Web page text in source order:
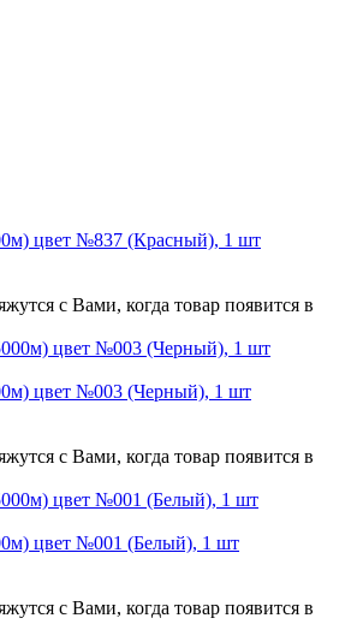
цвет №837 (Красный), 1 шт
с Вами, когда товар появится в
цвет №003 (Черный), 1 шт
с Вами, когда товар появится в
цвет №001 (Белый), 1 шт
с Вами, когда товар появится в